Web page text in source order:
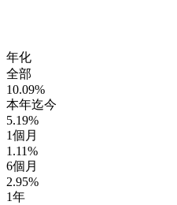
年化
全部
10.09%
本年迄今
5.19%
1個月
1.11%
6個月
2.95%
1年